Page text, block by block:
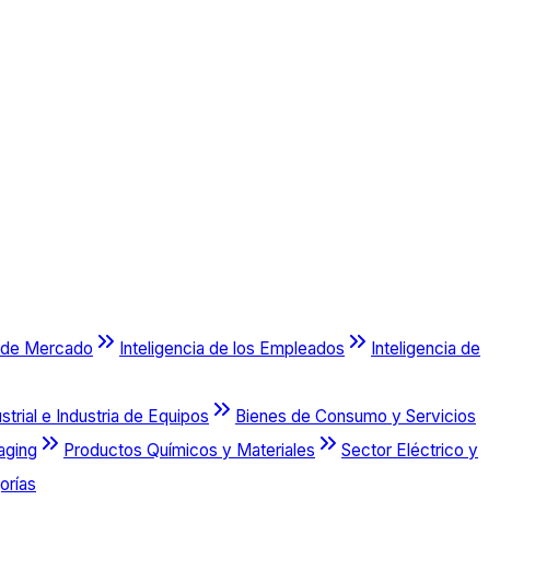
Mercado Inteligencia de los Empleados
Inteligencia de
e Industria de Equipos
Bienes de Consumo y Servicios
Productos Químicos y Materiales
Sector Eléctrico y